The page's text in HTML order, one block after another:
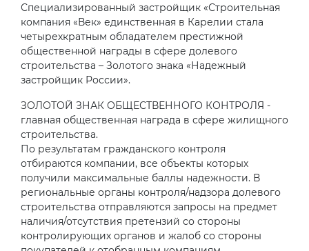
Специализированный застройщик «Строительная
компания «Век» единственная в Карелии стала
четырехкратным обладателем престижной
общественной награды в сфере долевого
строительства – Золотого знака «Надежный
застройщик России».
ЗОЛОТОЙ ЗНАК ОБЩЕСТВЕННОГО КОНТРОЛЯ -
главная общественная награда в сфере жилищного
строительства.
По результатам гражданского контроля
отбираются компании, все объекты которых
получили максимальные баллы надежности. В
региональные органы контроля/надзора долевого
строительства отправляются запросы на предмет
наличия/отсутствия претензий со стороны
контролирующих органов и жалоб со стороны